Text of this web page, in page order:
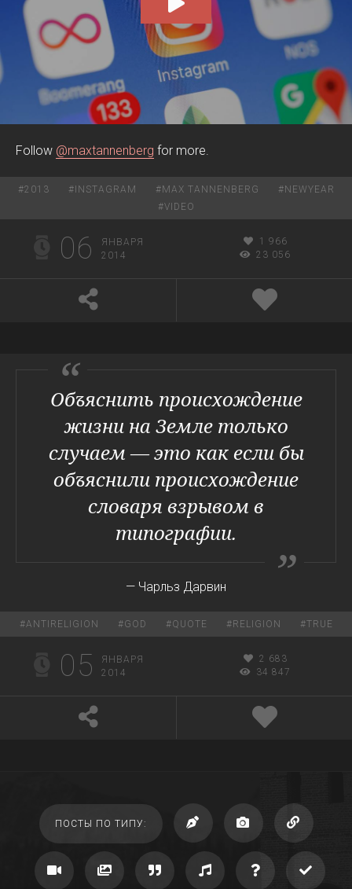
Follow @maxtannenberg for more.
#2013 # INSTAGRAM # MAX TANNENBERG # NEWYEAR
#VIDEO
06
ЯНВАРЯ
2014
1 966
23 056
Объяснить происхождение
жизни на Земле только
случаем — это как если бы
объяснили происхождение
словаря взрывом в
типографии.
— Чарльз Дарвин
#ANTIRELIGION #GOD #QUOTE # RELIGION #TRUE
05
ЯНВАРЯ
2014
2 683
34 847
ПОСТЫ ПО ТИПУ: